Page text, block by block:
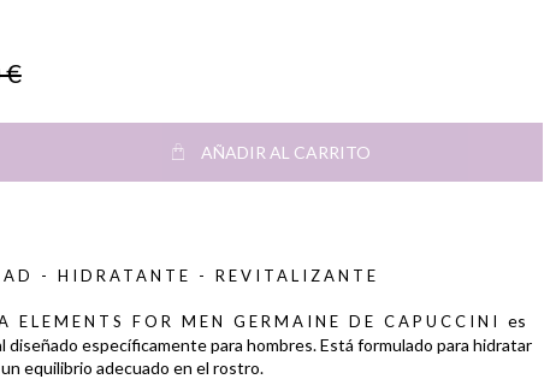
€
AÑADIR AL CARRITO
- HIDRATANTE - REVITALIZANTE
ELEMENTS FOR MEN GERMAINE DE CAPUCCINI es
específicamente para hombres. Está formulado para hidratar
equilibrio adecuado en el rostro.